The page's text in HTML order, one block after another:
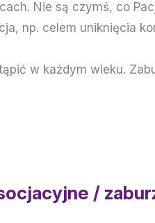
Nie są czymś, co
np. celem uniknięcia
w każdym wieku.
/